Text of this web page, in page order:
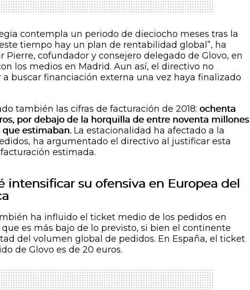
contempla un periodo de dieciocho meses tras la
tiempo hay un plan de rentabilidad global”, ha
Pierre, cofundador y consejero delegado de Glovo, en
los medios en Madrid. Aun así, el directivo no
a buscar financiación externa una vez haya finalizado
también las cifras de facturación de 2018: ochenta
por debajo de la horquilla de entre noventa millones
estimaban. La estacionalidad ha afectado a la
ha argumentado el directivo al justificar esta
estimada.
intensificar su ofensiva en Europea del
ha influido el ticket medio de los pedidos en
es más bajo de lo previsto, si bien el continente
del volumen global de pedidos. En España, el ticket
de Glovo es de 20 euros.